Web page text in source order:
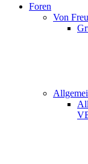
Foren
Von